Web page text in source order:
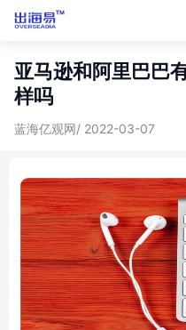
亚马逊和阿里巴巴
样吗
蓝海亿观网/ 2022-03-07